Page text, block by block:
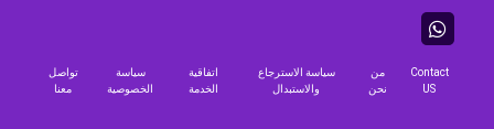
تواصل
معنا
سياسة
الخصوصية
اتفاقية
الخدمة
سياسة الاسترجاع
والاستبدال
من
نحن
Contact
US